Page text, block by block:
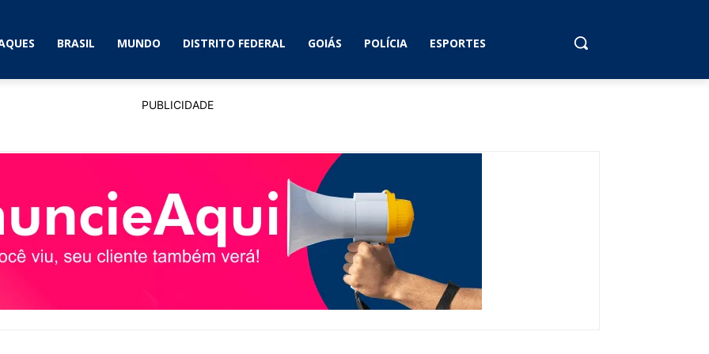
BRASIL MUNDO DISTRITO FEDERAL GOIÁS POLÍCIA ESPORTES
PUBLICIDADE